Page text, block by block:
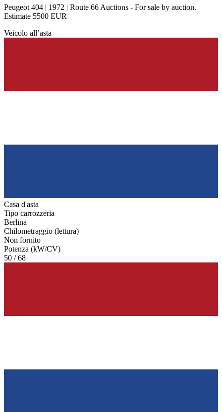
Peugeot 404 | 1972 | Route 66 Auctions - For sale by auction.
Estimate 5500 EUR
Veicolo all’asta
Casa d'asta
Tipo carrozzeria
Berlina
Chilometraggio (lettura)
Non fornito
Potenza (kW/CV)
50 / 68